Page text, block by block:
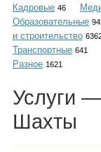
Кадровые 46
Образовательные
и строительство
Транспортные 641
Разное 1621
Услуги
Шахты